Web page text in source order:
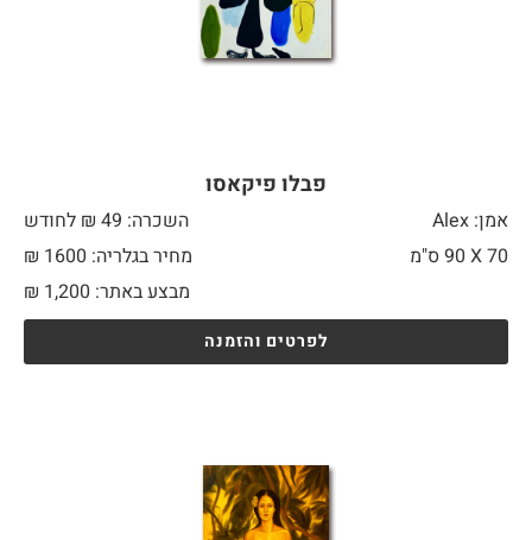
פבלו פיקאסו
אמן: Alex
השכרה: 49 ₪ לחודש
70 X
מחיר בגלריה: 1600 ₪
מבצע באתר:
₪ 1,200
לפרטים והזמנה